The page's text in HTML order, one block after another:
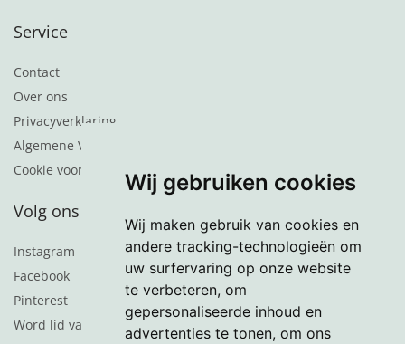
Wij gebruiken cookies
Wij maken gebruik van cookies en
andere tracking-technologieën om
uw surfervaring op onze website
te verbeteren, om
gepersonaliseerde inhoud en
advertenties te tonen, om ons
Service
Contact
Over ons
Privacyverklaring
Algemene Voorwaarden
Cookie voorkeuren
Volg ons
Instagram
Facebook
Pinterest
Word lid van de nieuwsbrief